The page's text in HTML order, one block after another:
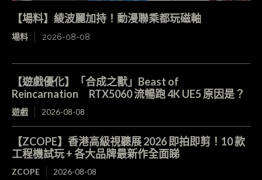
【場料】綾波麗加持！動漫聯乘都玩磁軸
場料 2026-08-08
【遊戲優化】「合成之獸」Beast of
Reincarnation RTX5060 流暢跑 4K UE5 原因是？
遊戲 2026-08-08
【ZCOPE】香港高級視聽展 2026 即拍即剪！10 款
工程機試玩 + 各大品牌最新作全面睇
ZCOPE 2026-08-08